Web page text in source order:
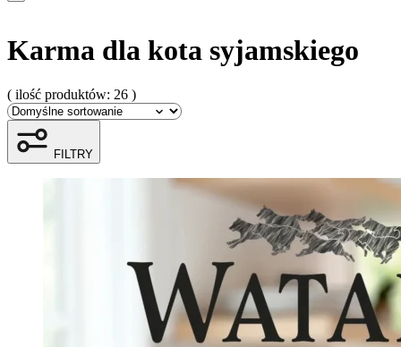
Karma dla kota syjamskiego
( ilość produktów: 26 )
FILTRY